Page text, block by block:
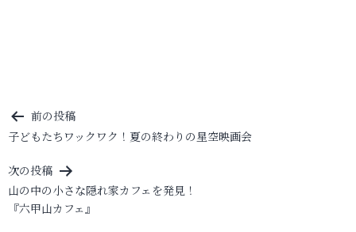
投
稿
ナ
ビ
ゲ
前の投稿
子どもたちワックワク！夏の終わりの星空映画会
次の投稿
山の中の小さな隠れ家カフェを発見！
『六甲山カフェ』